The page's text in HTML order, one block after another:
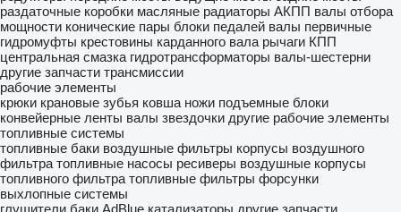
раздаточные коробки масляные радиаторы АКПП валы отбора
мощности конические пары блоки педалей валы первичные
гидромуфты крестовины карданного вала рычаги КПП
центральная смазка гидротрансформаторы валы-шестерни
другие запчасти трансмиссии
рабочие элементы
крюки крановые зубья ковша ножи подъемные блоки
конвейерные ленты валы звездочки другие рабочие элементы
топливные системы
топливные баки воздушные фильтры корпусы воздушного
фильтра топливные насосы ресиверы воздушные корпусы
топливного фильтра топливные фильтры форсунки
выхлопные системы
глушители баки AdBlue катализаторы другие запчасти